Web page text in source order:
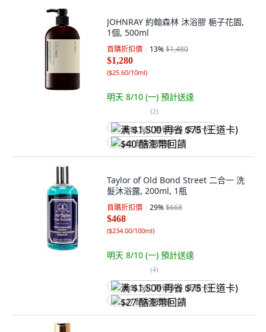
JOHNRAY 約翰森林 沐浴膠 梔子花園,
1個, 500ml
首購折扣價 13%$1,480
$1,280
($25.60/10ml)
明天 8/10 (一) 預計送達
(2)
满 $1,500 再省 $75 (王道卡)
$40 酷澎幣回饋
Taylor of Old Bond Street 二合一 洗
髮沐浴露, 200ml, 1瓶
首購折扣價 29%$668
$468
($234.00/100ml)
明天 8/10 (一) 預計送達
(4)
满 $1,500 再省 $75 (王道卡)
$27 酷澎幣回饋